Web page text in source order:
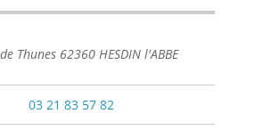
Thunes 62360 HESDIN l'ABBE
03 21 83 57 82